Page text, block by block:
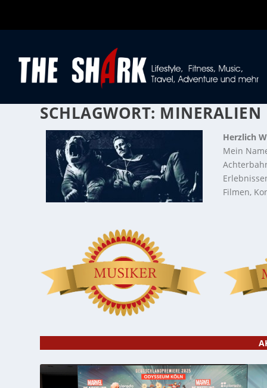
SCHLAGWORT: MINERALIEN
Herzlich
Mein
Filmen,